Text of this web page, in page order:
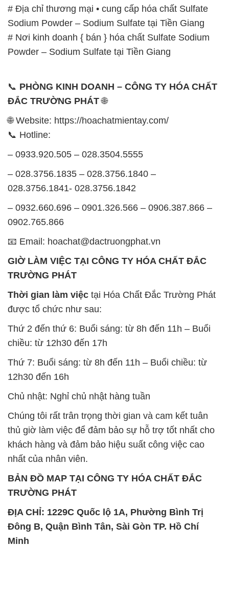
# Địa chỉ thương mại • cung cấp hóa chất Sulfate
Sodium Powder – Sodium Sulfate tại Tiền Giang
# Nơi kinh doanh { bán } hóa chất Sulfate Sodium
Powder – Sodium Sulfate tại Tiền Giang
📞 PHÒNG KINH DOANH – CÔNG TY HÓA CHẤT
ĐẮC TRƯỜNG PHÁT🌐
🌐 Website: https://hoachatmientay.com/
📞 Hotline:
– 0933.920.505 – 028.3504.5555
– 028.3756.1835 – 028.3756.1840 –
028.3756.1841- 028.3756.1842
– 0932.660.696 – 0901.326.566 – 0906.387.866 –
0902.765.866
📧 Email: hoachat@dactruongphat.vn
GIỜ LÀM VIỆC TẠI CÔNG TY HÓA CHẤT ĐẮC
TRƯỜNG PHÁT
Thời gian làm việc tại Hóa Chất Đắc Trường Phát
được tổ chức như sau:
Thứ 2 đến thứ 6: Buổi sáng: từ 8h đến 11h – Buổi
chiều: từ 12h30 đến 17h
Thứ 7: Buổi sáng: từ 8h đến 11h – Buổi chiều: từ
12h30 đến 16h
Chủ nhật: Nghỉ chủ nhật hàng tuần
Chúng tôi rất trân trọng thời gian và cam kết tuân
thủ giờ làm việc để đảm bảo sự hỗ trợ tốt nhất cho
khách hàng và đảm bảo hiệu suất công việc cao
nhất của nhân viên.
BẢN ĐỒ MAP TẠI CÔNG TY HÓA CHẤT ĐẮC
TRƯỜNG PHÁT
ĐỊA CHỈ: 1229C Quốc lộ 1A, Phường Bình Trị
Đông B, Quận Bình Tân, Sài Gòn TP. Hồ Chí
Minh